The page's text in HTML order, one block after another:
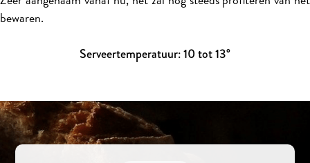
bewaren.
Serveertemperatuur: 10 tot 13°